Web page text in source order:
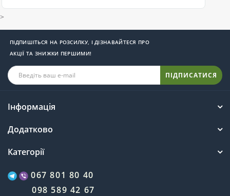
>
ПІДПИШІТЬСЯ НА РОЗСИЛКУ, І ДІЗНАВАЙТЕСЯ ПРО
АКЦІЇ ТА ЗНИЖКИ ПЕРШИМИ!
ПІДПИСАТИСЯ
Інформація
Додатково
Категорії
067 801 80 40
098 589 42 67